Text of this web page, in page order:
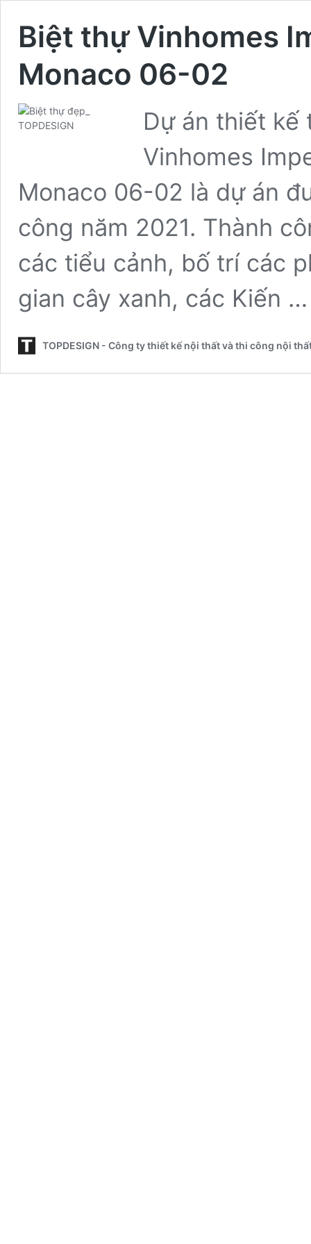
Biệt thự Vinhomes
Monaco 06-02
Dự án thiết kế
Vinhomes
Monaco 06-02 là dự án
công năm 2021. Thành
các tiểu cảnh, bố trí các
gian cây xanh, các Kiến
TOPDESIGN - Công ty thiết kế nội thất và thi công nội